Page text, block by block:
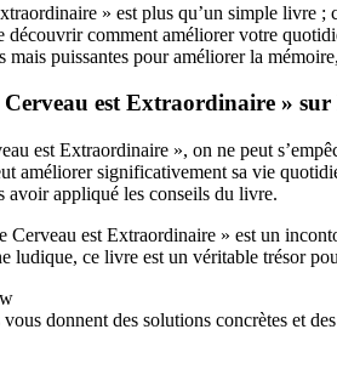
» est plus qu’un simple livre
découvrir comment améliorer votre
mais puissantes pour améliorer la
est Extraordinaire » sur
est Extraordinaire », on ne peut
améliorer significativement sa vie
avoir appliqué les conseils du livre.
Cerveau est Extraordinaire » est un
ludique, ce livre est un véritable trésor
donnent des solutions concrètes et